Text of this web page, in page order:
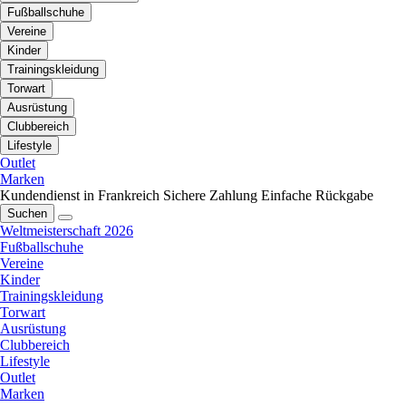
Fußballschuhe
Vereine
Kinder
Trainingskleidung
Torwart
Ausrüstung
Clubbereich
Lifestyle
Outlet
Marken
Kundendienst in Frankreich Sichere Zahlung Einfache Rückgabe
Suchen
Weltmeisterschaft 2026
Fußballschuhe
Vereine
Kinder
Trainingskleidung
Torwart
Ausrüstung
Clubbereich
Lifestyle
Outlet
Marken